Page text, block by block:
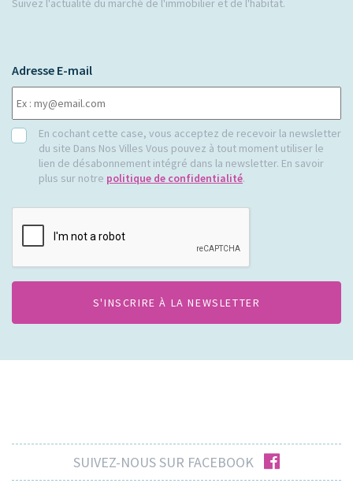
Suivez l'actualité du marché de l'immobilier et de l'habitat.
Adresse E-mail
RGPDEn cochant cette case, vous acceptez de recevoir la newsletter
du site Dans Nos Villes Vous pouvez à tout moment utiliser le
lien de désabonnement intégré dans la newsletter. En savoir
plus sur notre politique de confidentialité.
CAPTCHA
SUIVEZ-NOUS SUR FACEBOOK facebook